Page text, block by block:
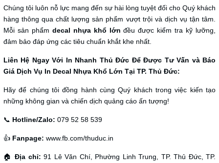
Chúng tôi luôn nỗ lực mang đến sự hài lòng tuyệt đối cho Quý khách
hàng thông qua chất lượng sản phẩm vượt trội và dịch vụ tận tâm.
Mỗi sản phẩm decal nhựa khổ lớn đều được kiểm tra kỹ lưỡng,
đảm bảo đáp ứng các tiêu chuẩn khắt khe nhất.
Liên Hệ Ngay Với In Nhanh Thủ Đức Để Được Tư Vấn và Báo
Giá Dịch Vụ In Decal Nhựa Khổ Lớn Tại TP. Thủ Đức:
Hãy để chúng tôi đồng hành cùng Quý khách trong việc kiến tạo
những không gian và chiến dịch quảng cáo ấn tượng!
📞 Hotline/Zalo: 079 52 58 539
👍 Fanpage: www.fb.com/thuduc.in
🏠 Địa chỉ: 91 Lê Văn Chí, Phường Linh Trung, TP. Thủ Đức, TP.